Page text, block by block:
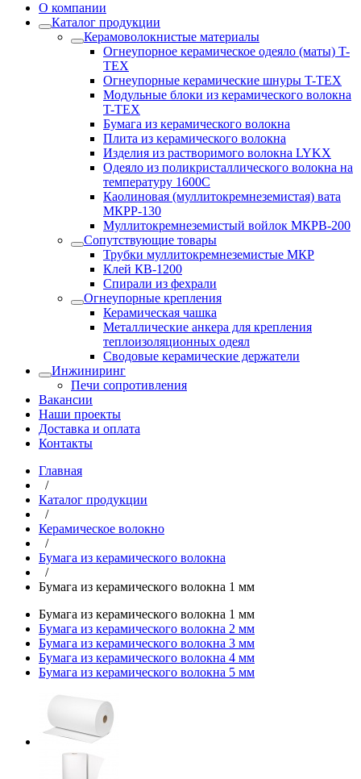
О компании
Каталог продукции
Керамоволокнистые материалы
Огнеупорное керамическое одеяло (маты) T-
TEX
Огнеупорные керамические шнуры T-TEX
Модульные блоки из керамического волокна
T-TEX
Бумага из керамического волокна
Плита из керамического волокна
Изделия из растворимого волокна LYKX
Одеяло из поликристаллического волокна на
температуру 1600С
Каолиновая (муллитокремнеземистая) вата
МКРР-130
Муллитокремнеземистый войлок МКРВ-200
Сопутствующие товары
Трубки муллитокремнеземистые МКР
Клей КВ-1200
Спирали из фехрали
Огнеупорные крепления
Керамическая чашка
Металлические анкера для крепления
теплоизоляционных одеял
Сводовые керамические держатели
Инжиниринг
Печи сопротивления
Вакансии
Наши проекты
Доставка и оплата
Контакты
Главная
/
Каталог продукции
/
Керамическое волокно
/
Бумага из керамического волокна
/
Бумага из керамического волокна 1 мм
Бумага из керамического волокна 1 мм
Бумага из керамического волокна 2 мм
Бумага из керамического волокна 3 мм
Бумага из керамического волокна 4 мм
Бумага из керамического волокна 5 мм